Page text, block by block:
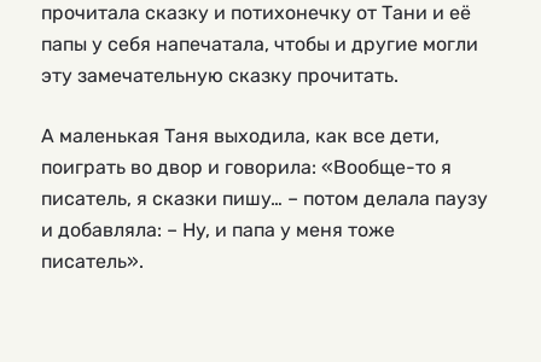
прочитала сказку и потихонечку от Тани и её
папы у себя напечатала, чтобы и другие могли
эту замечательную сказку прочитать.
А маленькая Таня выходила, как все дети,
поиграть во двор и говорила: «Вообще-то я
писатель, я сказки пишу… – потом делала паузу
и добавляла: – Ну, и папа у меня тоже
писатель».